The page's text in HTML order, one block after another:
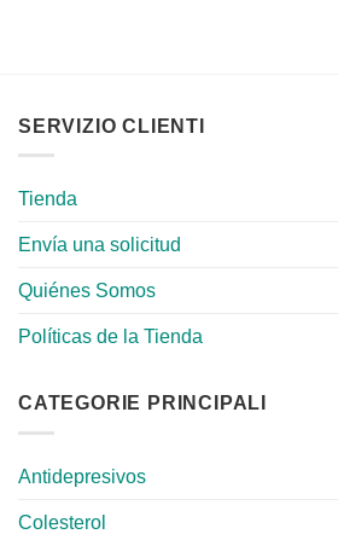
SERVIZIO CLIENTI
Tienda
Envía una solicitud
Quiénes Somos
Políticas de la Tienda
CATEGORIE PRINCIPALI
Antidepresivos
Colesterol